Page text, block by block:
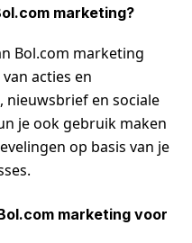
marketing?
Bol.com marketing
acties en
nieuwsbrief en sociale
je ook gebruik maken
op basis van je
marketing voor